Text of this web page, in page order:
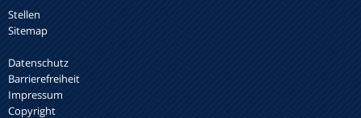
Stellen
Sitemap
Datenschutz
Barrierefreiheit
Impressum
Copyright